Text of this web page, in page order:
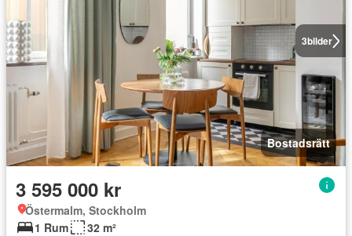
3bilder
Bostadsrätt
3 595 000 kr
Östermalm, Stockholm
1 Rum
32 m²